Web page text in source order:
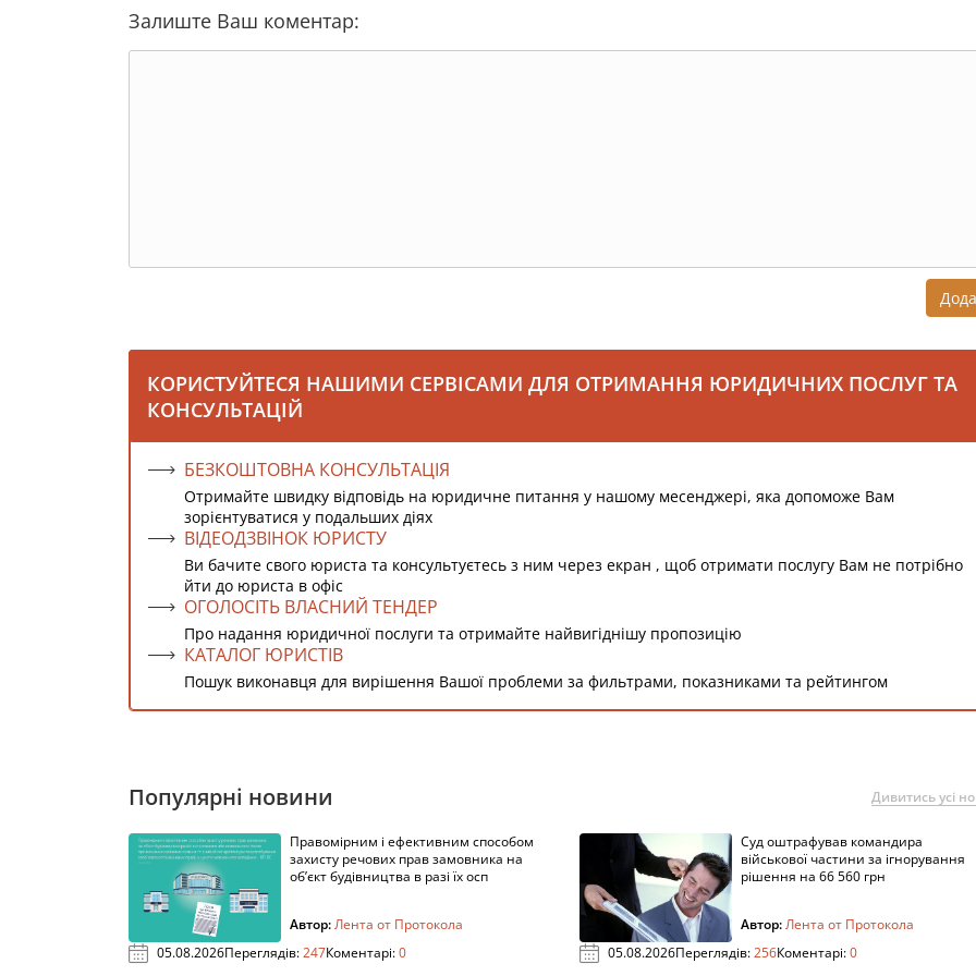
Залиште Ваш коментар:
КОРИСТУЙТЕСЯ НАШИМИ СЕРВІСАМИ ДЛЯ ОТРИМАННЯ ЮРИДИЧНИХ ПОСЛУГ ТА
КОНСУЛЬТАЦІЙ
БЕЗКОШТОВНА КОНСУЛЬТАЦІЯ
Отримайте швидку відповідь на юридичне питання у нашому месенджері, яка допоможе Вам
зорієнтуватися у подальших діях
ВІДЕОДЗВІНОК ЮРИСТУ
Ви бачите свого юриста та консультуєтесь з ним через екран , щоб отримати послугу Вам не потрібно
йти до юриста в офіс
ОГОЛОСІТЬ ВЛАСНИЙ ТЕНДЕР
Про надання юридичної послуги та отримайте найвигіднішу пропозицію
КАТАЛОГ ЮРИСТІВ
Пошук виконавця для вирішення Вашої проблеми за фильтрами, показниками та рейтингом
Популярні новини Дивитись усі
Правомірним і ефективним способом
захисту речових прав замовника на
об’єкт будівництва в разі їх осп
Автор:Лента от Протокола
05.08.2026Переглядів:247Коментарі:0
Суд оштрафував командира
військової частини за ігнорування
рішення на 66 560 грн
Автор:Лента от Протокола
05.08.2026Переглядів:256Коментарі:0